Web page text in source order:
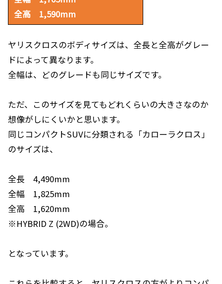
全高 1,590mm
ヤリスクロスのボディサイズは、全長と全高がグレー
ドによって異なります。
全幅は、どのグレードも同じサイズです。
ただ、このサイズを見てもどれくらいの大きさなのか
想像がしにくいかと思います。
同じコンパクトSUVに分類される「カローラクロス」
のサイズは、
全長 4,490mm
全幅 1,825mm
全高 1,620mm
※HYBRID Z (2WD)の場合。
となっています。